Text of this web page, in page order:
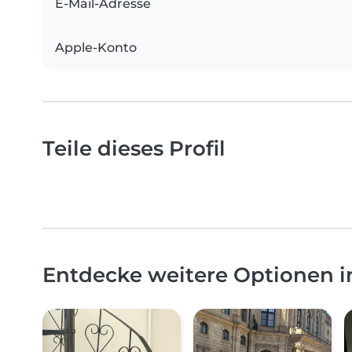
E-Mail-Adresse
Apple-Konto
Teile dieses Profil
Entdecke weitere Optionen